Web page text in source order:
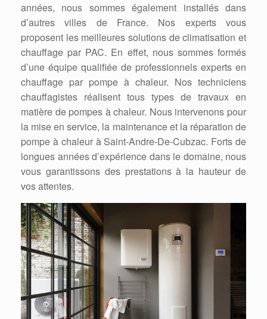
années, nous sommes également installés dans
d’autres villes de France. Nos experts vous
proposent les meilleures solutions de climatisation et
chauffage par PAC. En effet, nous sommes formés
d’une équipe qualifiée de professionnels experts en
chauffage par pompe à chaleur. Nos techniciens
chauffagistes réalisent tous types de travaux en
matière de pompes à chaleur. Nous intervenons pour
la mise en service, la maintenance et la réparation de
pompe à chaleur à Saint-Andre-De-Cubzac. Forts de
longues années d’expérience dans le domaine, nous
vous garantissons des prestations à la hauteur de
vos attentes.